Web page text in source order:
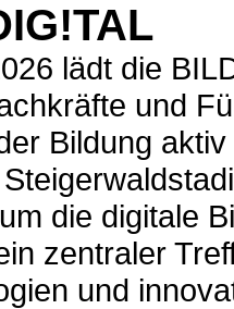
lädt die
und
Bildung
die digitale
zentraler
und